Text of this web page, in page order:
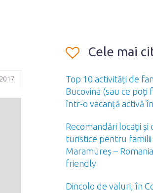
Cele mai
Top 10 activități de
Bucovina (sau ce poți
într-o vacanță activă
Recomandări locaţii și
turistice pentru familii
Maramureș –
friendly
Dincolo de valuri, în